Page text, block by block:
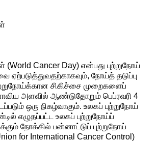
(World Cancer Day) என்பது புற்றுநோய்
ஏற்படுத்துவதற்காகவும், நோய்த் தடுப்பு
சிகிச்சை முறைகளைப்
அளவில் ஆண்டுதோறும் பெப்ரவரி 4
ஒரு நிகழ்வாகும். உலகப் புற்றுநோய்
எழுதப்பட்ட உலகப் புற்றுநோய்ப்
நோக்கில் பன்னாட்டுப் புற்றுநோய்
for International Cancer Control)